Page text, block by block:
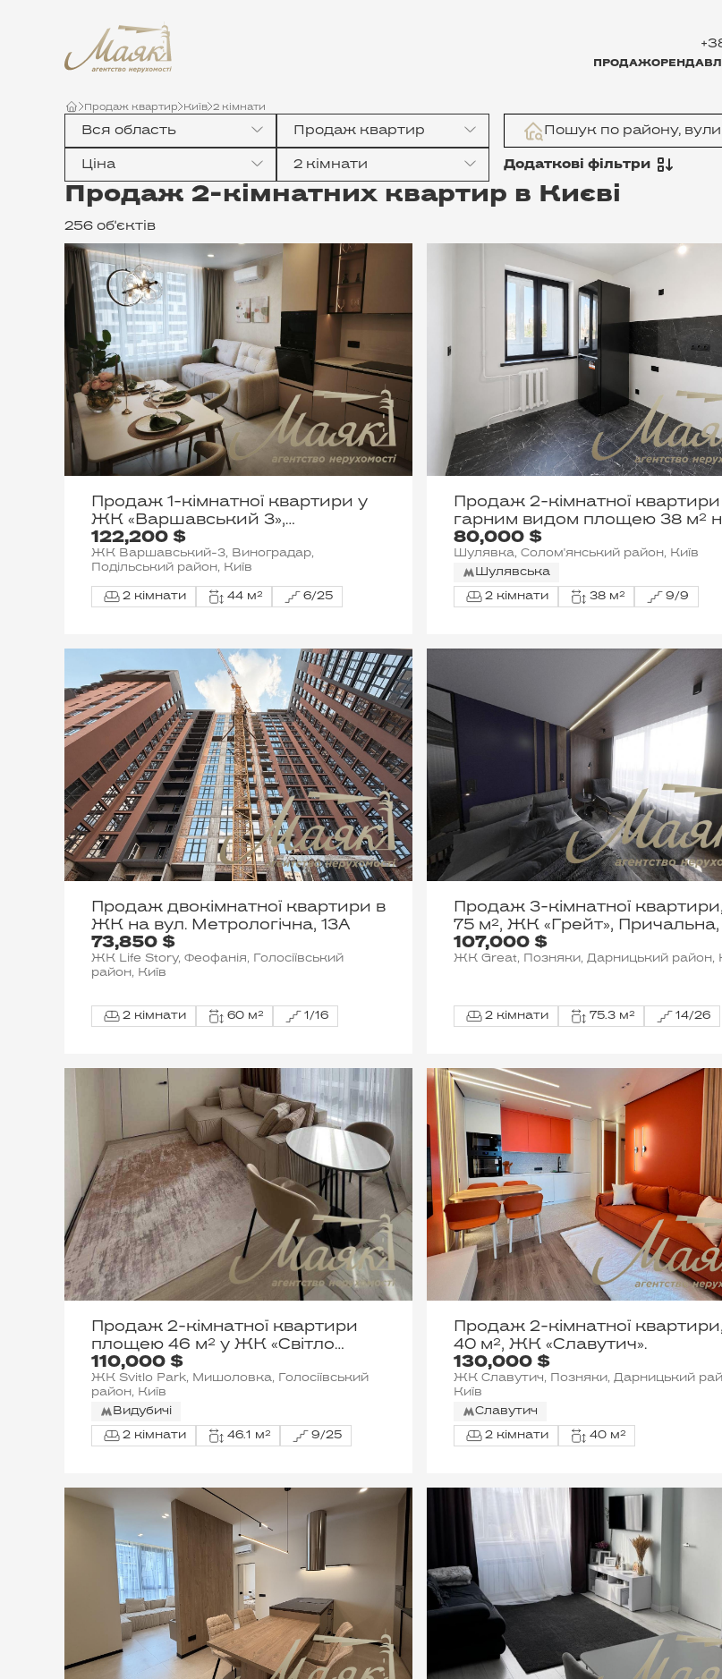
ПРОДАЖОРЕНДА
Продаж квартир Київ 2 кімнати
Продаж квартир
Ціна 2 кімнати Додаткові фільтри
Продаж 2-кімнатних квартир в Києві
256 об'єктів
122,200 $
Продаж 1-кімнатної квартири у
ЖК «Варшавський 3»,
Виноградор, Подільський район.
ЖК Варшавський-3, Виноградар,
Подільський район, Київ
2 кімнати 44 м² 6/25
80,000 $
Продаж 2-кімнатної квартири
гарним видом площею 38 м²
провулку Ковальському, 12,
район Шулявка,
район, Київ
Шулявка, Солом'янський район, Київ
Шулявська
2 кімнати 38 м² 9/9
73,850 $
Продаж двокімнатної квартири в
ЖК на вул. Метрологічна, 13А
ЖК Life Story, Феофанія, Голосіївський
район, Київ
2 кімнати 60 м² 1/16
107,000 $
Продаж 3-кімнатної квартири,
75 м², ЖК «Грейт», Причальна,
ЖК Great, Позняки, Дарницький район,
2 кімнати 75.3 м² 14/26
110,000 $
Продаж 2-кімнатної квартири
площею 46 м² у ЖК «Світло
Парк» / вул. Столичне шосе, 1 /
Голосіївський район
ЖК Svitlo Park, Мишоловка, Голосіївський
район, Київ
Видубичі
2 кімнати 46.1 м² 9/25
130,000 $
Продаж 2-кімнатної квартири,
40 м², ЖК «Славутич».
ЖК Славутич, Позняки, Дарницький
Київ
Славутич
2 кімнати 40 м²